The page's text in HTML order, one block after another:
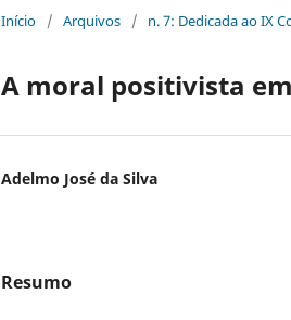
Início / Arquivos / n. 7: Dedicada ao IX
A moral positivista
Adelmo José da Silva
Resumo